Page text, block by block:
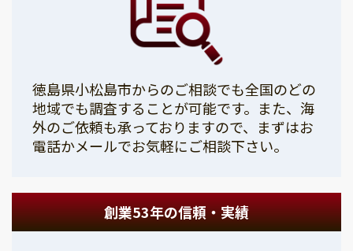
徳島県小松島市からのご相談でも全国のどの
地域でも調査することが可能です。また、海
外のご依頼も承っておりますので、まずはお
電話かメールでお気軽にご相談下さい。
創業53年の信頼・実績